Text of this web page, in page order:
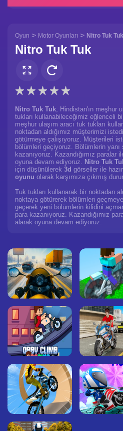
Oyun > Motor Oyunları > Nitro Tuk
Nitro Tuk Tuk
Nitro Tuk Tuk, Hindistan'ın meşhur
tukları kullanabileceğimiz eğlenceli
meşhur ulaşım aracı tuk tukları
noktadan aldığımız müşterimizi
götürmeye çalışıyoruz. Müşterileri
bölümleri geçiyoruz. Bölümlerin yanı
kazanıyoruz. Kazandığımız paralar
oyuna devam ediyoruz. Nitro Tuk
için düşünülerek 3d görseller ile
oyunu olarak karşımıza çıkmış
Tuk tukları kullanarak bir noktadan
noktaya götürerek bölümleri
geçerek yeni bölümlerin kilidini
para kazanıyoruz. Kazandığımız
alarak oyuna devam ediyoruz.